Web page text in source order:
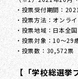
・投票受付期間：
・投票方法：オンラ
・投票地域：日本全国
・投票対象：10～29
・投票数：30,572票
【「学校総選挙